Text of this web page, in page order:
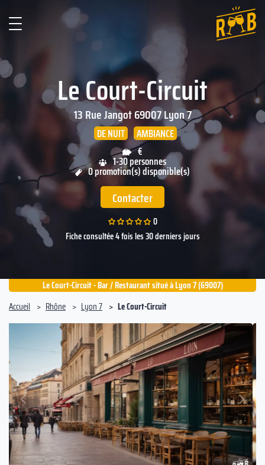
Le Court-Circuit
13 Rue Jangot69007Lyon 7
DE NUIT
AMBIANCE
€
1-30 personnes
0 promotion(s) disponible(s)
Contacter
0
Fiche consultée 4 fois les 30 derniers jours
Le Court-Circuit - Bar / Restaurant situé à Lyon 7 (69007)
Accueil
Rhône Lyon 7 Le Court-Circuit
Précédent
Suivant